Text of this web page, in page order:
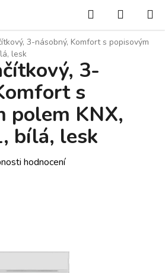
Hledat
KOŠÍK
3-násobný, Komfort s popisovým
lesk
3-
s
polem KNX,
bílá, lesk
hodnocení